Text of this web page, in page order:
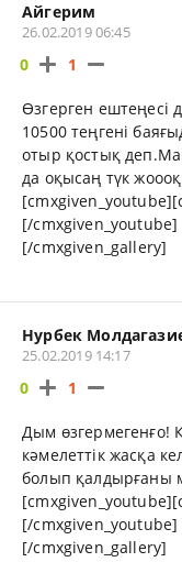
Айгерим
26.02.2019 06:45
0 1
Өзгерген ештеңесі
10500 теңгені
отыр қостық
да оқысаң түк
[/
[/cmxgiven_gallery]
Нурбек
25.02.2019 14:17
0 1
Дым өзгермегенғо!
кәмелеттік жасқа
болып қалдырғаны
[/
[/cmxgiven_gallery]